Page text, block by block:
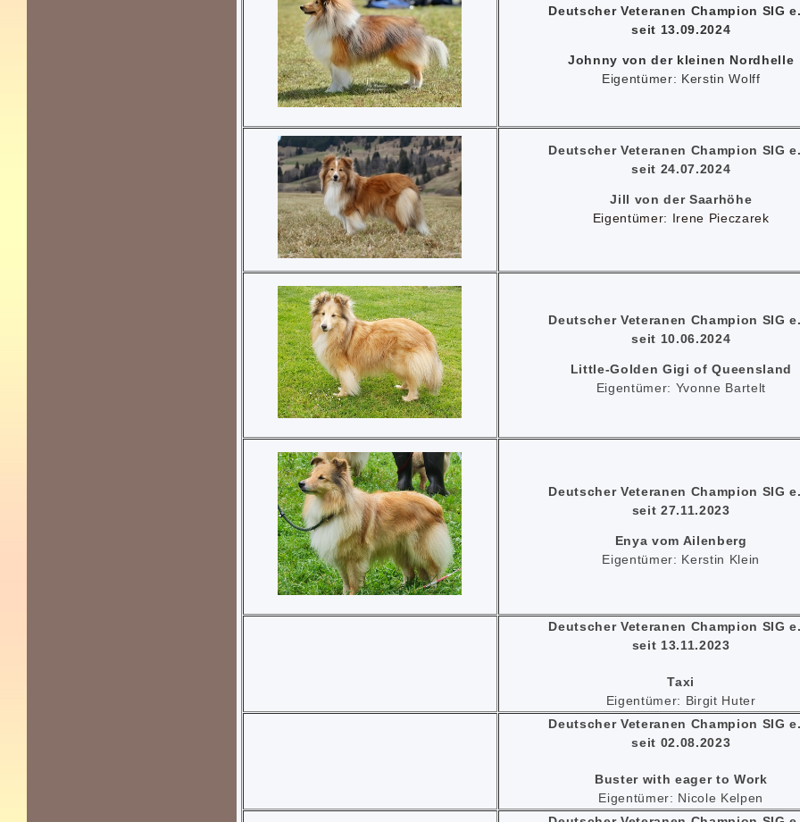
Deutscher Veteranen Champion SIG
seit 13.09.2024
Johnny von der kleinen Nordhelle
Eigentümer: Kerstin Wolff
Deutscher Veteranen Champion SIG
seit 24.07.2024
Jill von der Saarhöhe
Eigentümer: Irene Pieczarek
Deutscher Veteranen Champion SIG
seit 10.06.2024
Little-Golden Gigi of Queensland
Eigentümer: Yvonne Bartelt
Deutscher Veteranen Champion SIG
seit 27.11.2023
Enya vom Ailenberg
Eigentümer: Kerstin Klein
Deutscher Veteranen Champion SIG
seit 13.11.2023
Taxi
Eigentümer: Birgit Huter
Deutscher Veteranen Champion SIG
seit 02.08.2023
Buster with eager to Work
Eigentümer: Nicole Kelpen